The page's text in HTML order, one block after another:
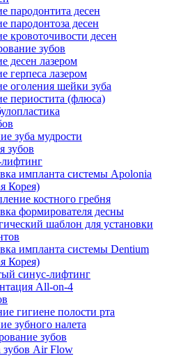
пародонтита десен
пародонтоза десен
кровоточивости десен
зубов
десен лазером
герпеса лазером
оголения шейки зуба
периостита (флюса)
зуба мудрости
зубов
импланта системы Apolonia
Корея)
костного гребня
формирователя десны
шаблон для установки
импланта системы Dentium
Корея)
синус-лифтинг
All-on-4
гигиене полости рта
зубного налета
зубов
зубов Air Flow